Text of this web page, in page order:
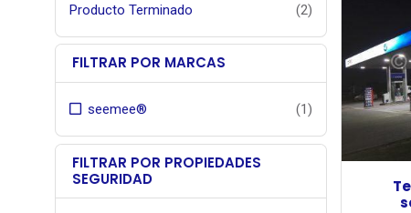
Producto Terminado
(2)
FILTRAR POR MARCAS
seemee® (1)
FILTRAR POR PROPIEDADES
SEGURIDAD